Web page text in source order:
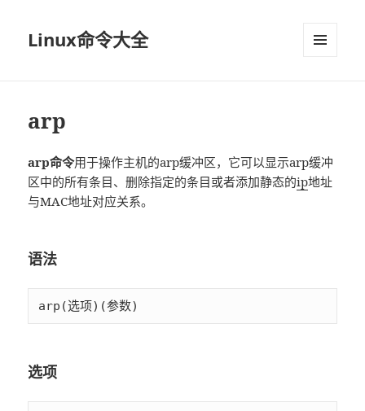
Linux命令大全
arp
arp命令用于操作主机的arp缓冲区，它可以显示arp缓冲
区中的所有条目、删除指定的条目或者添加静态的ip地址
与MAC地址对应关系。
语法
arp(选项)(参数)
选项